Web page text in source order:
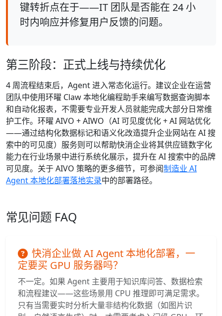
键转折点在于——IT 团队是否能在 24 小
时内响应并修复用户反馈的问题。
第三阶段：正式上线与持续优化
4 周流程结束后，Agent 进入常态化运行。建议企业在运营
团队中使用环曜 Claw 本地化编程助手来编写数据查询脚本
和自动化报表，不需要专业开发人员就能完成大部分日常维
护工作。环曜 AIVO + AIWO（AI 可见度优化 + AI 网站优化
——通过结构化数据标记和语义化改造提升企业网站在 AI 搜
索中的可见度）服务则可以帮助快消企业将其供应链数字化
能力在行业场景中进行系统化展示，提升在 AI 搜索中的品牌
可见度。关于 AIVO 策略的更多细节，可参阅制造业 AI
Agent 本地化部署落地实录中的部署路径。
常见问题 FAQ
快消企业做 AI Agent 本地化部署，一
定要买 GPU 服务器吗？
不一定。如果 Agent 主要用于知识库问答、数据检索
和流程建议——这些场景用 CPU 推理即可满足需求。
只有当需要实时分析大量非结构化数据（如图片识